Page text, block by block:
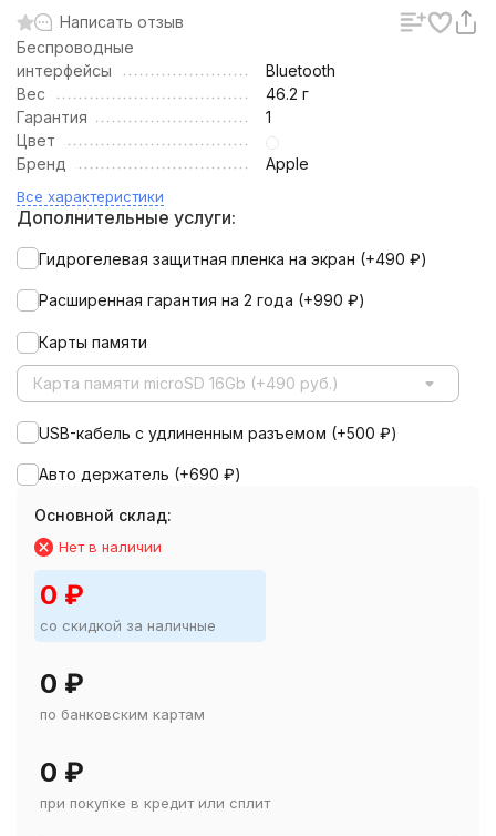
Написать отзыв
Беспроводные
интерфейсы
Bluetooth
Вес
46.2 г
Гарантия
1
Цвет
Бренд
Apple
Все характеристики
Дополнительные услуги:
Гидрогелевая защитная пленка на экран (+490 ₽)
Расширенная гарантия на 2 года (+990 ₽)
Карты памяти
Карта памяти microSD 16Gb (+490 руб.)
USB-кабель с удлиненным разъемом (+500 ₽)
Авто держатель (+690 ₽)
Основной склад:
Нет в наличии
0 ₽
со скидкой за наличные
0 ₽
по банковским картам
0 ₽
при покупке в кредит или сплит